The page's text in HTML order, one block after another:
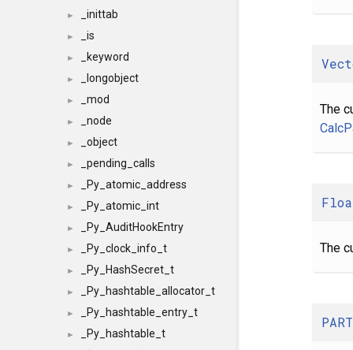
► _inittab
► _is
► _keyword
► _longobject
► _mod
► _node
► _object
► _pending_calls
► _Py_atomic_address
► _Py_atomic_int
► _Py_AuditHookEntry
► _Py_clock_info_t
► _Py_HashSecret_t
► _Py_hashtable_allocator_t
► _Py_hashtable_entry_t
► _Py_hashtable_t
The
The